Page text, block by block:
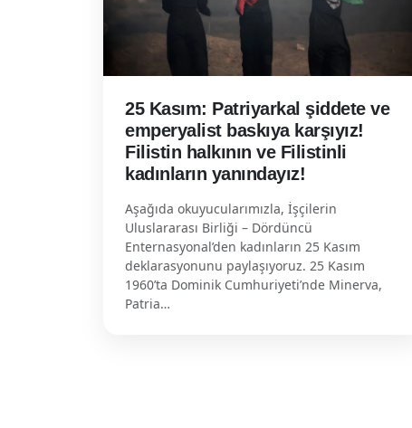
25 Kasım: Patriyarkal şiddete ve
emperyalist baskıya karşıyız!
Filistin halkının ve Filistinli
kadınların yanındayız!
Aşağıda okuyucularımızla, İşçilerin
Uluslararası Birliği – Dördüncü
Enternasyonal’den kadınların 25 Kasım
deklarasyonunu paylaşıyoruz. 25 Kasım
1960’ta Dominik Cumhuriyeti’nde Minerva,
Patria…